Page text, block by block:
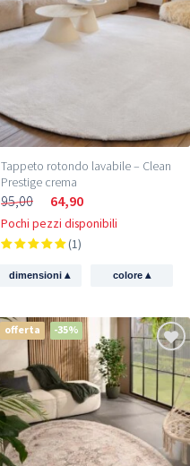
Tappeto rotondo lavabile – Clean
Prestige crema
95,00 64,90
Pochi pezzi disponibili
(1)
dimensioni▴ colore ▴
offerta -35%